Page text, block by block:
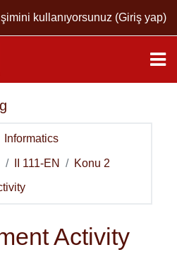
kullanıyorsunuz (Giriş yap)
Informatics
II 111-EN Konu 2
Activity